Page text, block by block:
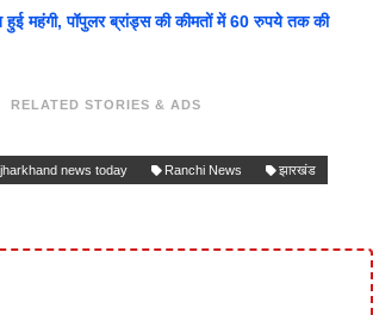
महंगी, पॉपुलर ब्रांड्स की कीमतों में 60 रुपये तक की
RELATED STORIES & ADS
jharkhand news today Ranchi News
झारखंड